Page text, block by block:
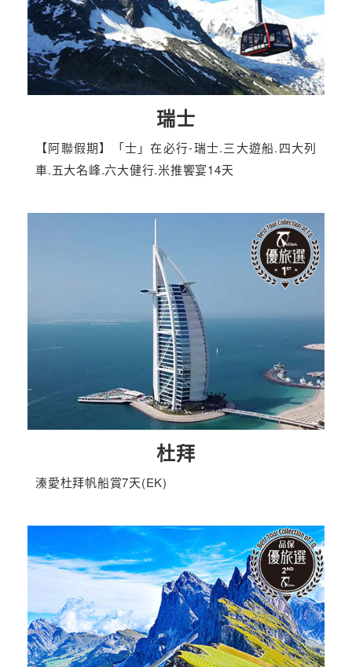
瑞士
【阿聯假期】「士」在必行-瑞士.三大遊船.四大列
車.五大名峰.六大健行.米推饗宴14天
杜拜
溱愛杜拜帆船賞7天(EK)